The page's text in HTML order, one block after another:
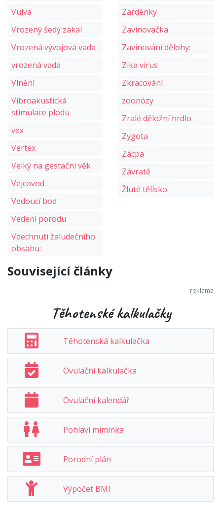
Vulva
Vrozený šedý zákal
Vrozená vývojová vada
vrozená vada
Vlnění
Vibroakustická
stimulace plodu
vex
Vertex
Velký na gestační věk
Vejcovod
Vedoucí bod
Vedení porodu
Vdechnutí žaludečního
obsahu:
Zarděnky
Zavinovačka
Zavinování dělohy:
Zika virus
Zkracování
zoonózy
Zralé děložní hrdlo
Zygota
Zácpa
Závratě
Žluté tělísko
Související články
Těhotenské kalkulačky
Těhotenská kalkulačka
Ovulační kalkulačka
Ovulační kalendář
Pohlaví miminka
Porodní plán
Výpočet BMI